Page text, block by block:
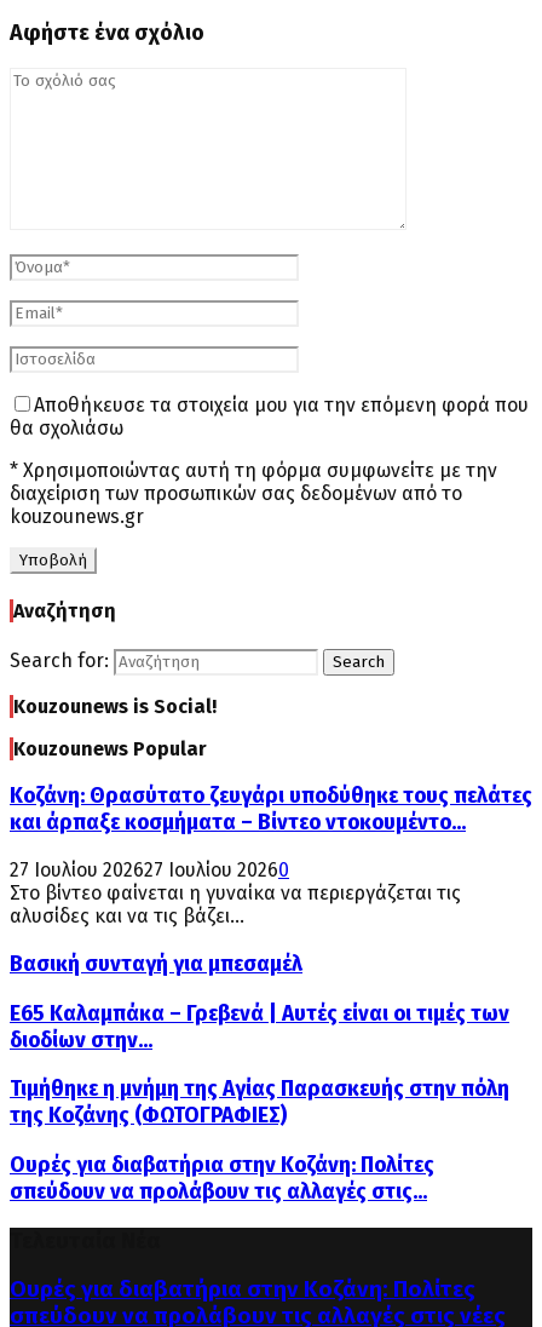
Αφήστε ένα σχόλιο
Αποθήκευσε τα στοιχεία μου για την επόμενη φορά που
θα σχολιάσω
* Χρησιμοποιώντας αυτή τη φόρμα συμφωνείτε με την
διαχείριση των προσωπικών σας δεδομένων από το
kouzounews.gr
Αναζήτηση
Search for: Search
Kouzounews is Social!
Kouzounews Popular
Κοζάνη: Θρασύτατο ζευγάρι υποδύθηκε τους πελάτες
και άρπαξε κοσμήματα – Βίντεο ντοκουμέντο...
27 Ιουλίου 202627 Ιουλίου 20260
Στο βίντεο φαίνεται η γυναίκα να περιεργάζεται τις
αλυσίδες και να τις βάζει...
Βασική συνταγή για μπεσαμέλ
Ε65 Καλαμπάκα – Γρεβενά | Αυτές είναι οι τιμές των
διοδίων στην...
Τιμήθηκε η μνήμη της Αγίας Παρασκευής στην πόλη
της Κοζάνης (ΦΩΤΟΓΡΑΦΙΕΣ)
Ουρές για διαβατήρια στην Κοζάνη: Πολίτες
σπεύδουν να προλάβουν τις αλλαγές στις...
Ουρές για διαβατήρια στην Κοζάνη: Πολίτες
σπεύδουν να προλάβουν τις αλλαγές στις νέες